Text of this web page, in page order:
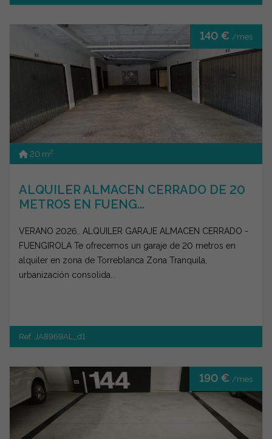
140 € /mes
20 m2
ALQUILER ALMACEN CERRADO DE 20
METROS EN FUENG...
VERANO 2026.. ALQUILER GARAJE ALMACEN CERRADO -
FUENGIROLA Te ofrecemos un garaje de 20 metros en
alquiler en zona de Torreblanca Zona Tranquila,
urbanización consolida...
Ref. JA8969AL_d1
190 € /mes